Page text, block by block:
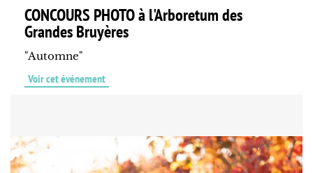
CONCOURS PHOTO à l'Arboretum des
Grandes Bruyères
"Automne"
Voir cet événement